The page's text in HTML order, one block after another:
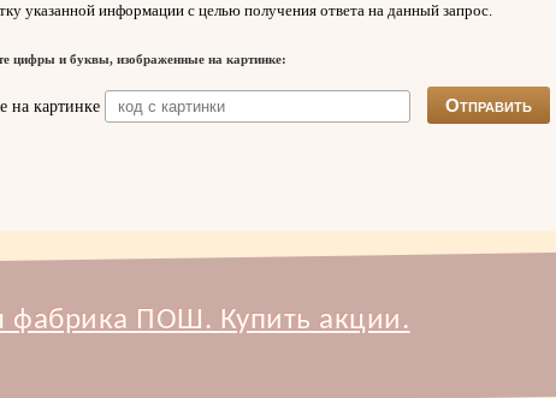
указанной информации с целью получения ответа на данный запрос.
цифры и буквы, изображенные на картинке:
фабрика ПОШ. Купить акции.